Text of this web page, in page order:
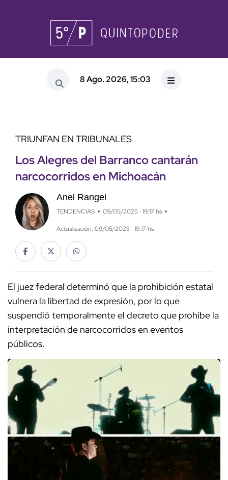
8 Ago. 2026, 15:03
TRIUNFAN EN TRIBUNALES
Los Alegres del Barranco cantarán
narcocorridos en Michoacán
Anel Rangel
TENDENCIAS 09/05/2025 · 19:17 hs
Actualización: 09/05/2025 · 19:17 hs
El juez federal determinó que la prohibición estatal
vulnera la libertad de expresión, por lo que
suspendió temporalmente el decreto que prohíbe la
interpretación de narcocorridos en eventos
públicos.